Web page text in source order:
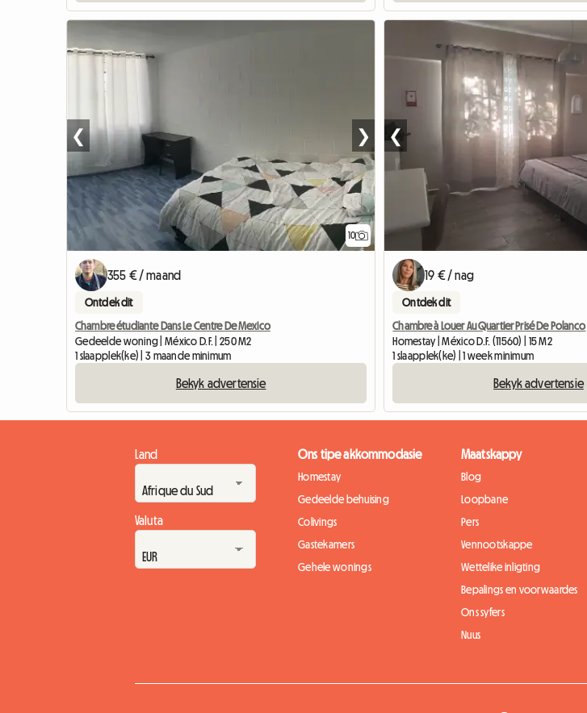
10
❮ ❯
355 € / maand
Ontdek dit
Chambre étudiante Dans Le Centre De Mexico
Gedeelde woning | México D.F. | 250 M2
1 slaapplek(ke) | 3 maande minimum
Bekyk advertensie
❮
19 € / nag
Ontdek dit
Chambre à Louer Au Quartier Prisé De Polanco
Homestay | México D.F. (11560) | 15 M2
1 slaapplek(ke) | 1 week minimum
Bekyk advertensie
Land
Valuta
Ons tipe akkommodasie
Homestay
Gedeelde behuising
Colivings
Gastekamers
Gehele wonings
Maatskappy
Blog
Loopbane
Pers
Vennootskappe
Wettelike inligting
Bepalings en voorwaardes
Ons syfers
Nuus